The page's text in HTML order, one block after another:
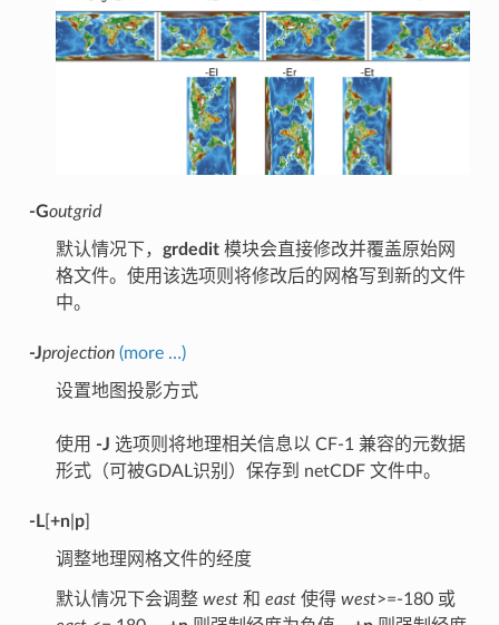
-Goutgrid
默认情况下， grdedit模块会直接修改并覆盖原始网
格文件。使用该选项则将修改后的网格写到新的文件
中。
-Jprojection (more …)
设置地图投影方式
使用 -J 选项则将地理相关信息以 CF-1 兼容的元数据
形式（可被GDAL识别）保存到 netCDF 文件中。
-L[ +n| p]
调整地理网格文件的经度
默认情况下会调整 west和 east使得 west>=-180 或